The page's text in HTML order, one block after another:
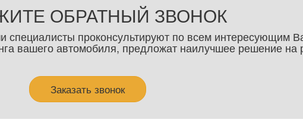
ОБРАТНЫЙ ЗВОНОК
специалисты проконсультируют по всем интересующим
вашего автомобиля, предложат наилучшее решение на
Заказать звонок